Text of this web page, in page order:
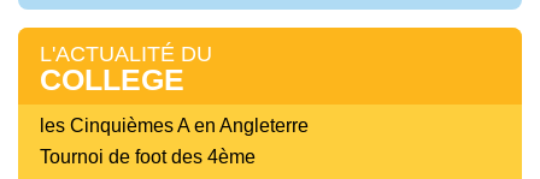
L'ACTUALITÉ DU
COLLEGE
les Cinquièmes A en Angleterre
Tournoi de foot des 4ème